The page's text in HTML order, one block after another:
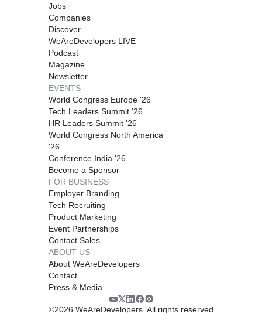
Jobs
Companies
Discover
WeAreDevelopers LIVE
Podcast
Magazine
Newsletter
EVENTS
World Congress Europe '26
Tech Leaders Summit '26
HR Leaders Summit '26
World Congress North America
'26
Conference India '26
Become a Sponsor
FOR BUSINESS
Employer Branding
Tech Recruiting
Product Marketing
Event Partnerships
Contact Sales
ABOUT US
About WeAreDevelopers
Contact
Press & Media
©2026 WeAreDevelopers. All rights reserved